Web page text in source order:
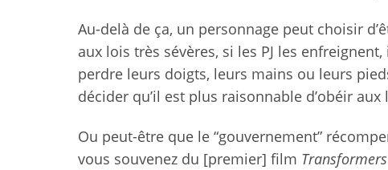
Au-delà de ça, un personnage peut choisir
aux lois très sévères, si les PJ les
perdre leurs doigts, leurs mains ou leurs
décider qu’il est plus raisonnable d’obéir
Ou peut-être que le “gouvernement”
vous souvenez du [premier] film Transformers